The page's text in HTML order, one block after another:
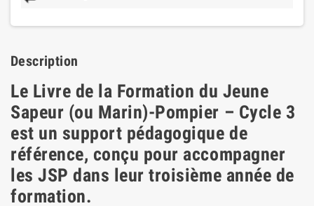
Description
Le Livre de la Formation du Jeune
Sapeur (ou Marin)-Pompier – Cycle 3
est un support pédagogique de
référence, conçu pour accompagner
les JSP dans leur troisième année de
formation.